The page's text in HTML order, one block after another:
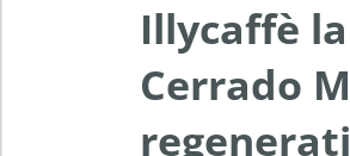
Illycaffè
Cerrado